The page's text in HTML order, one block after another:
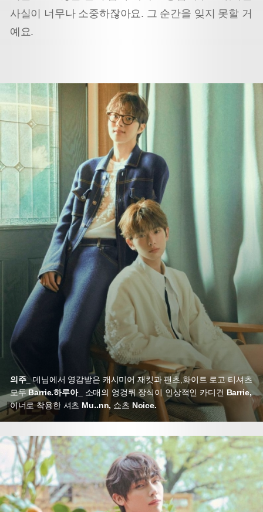
사실이 너무나 소중하잖아요. 그 순간을 잊지 못할 거
예요.
의주_데님에서 영감받은 캐시미어 재킷과 팬츠,화이트 로고 티셔츠
모두Barrie.하루아_ 소매의 엉겅퀴 장식이 인상적인 카디건 Barrie,
이너로 착용한 셔츠 Mu‥nn, 쇼츠 Noice.